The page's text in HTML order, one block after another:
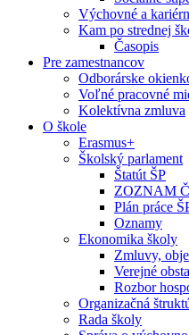
Výchovné a
Kam po strednej
Časopis
Pre zamestnancov
Odborárske
Voľné pracovné
Kolektívna zmluva
O škole
Erasmus+
Školský parlament
Štatút ŠP
ZOZNAM
Plán práce
Oznamy
Ekonomika školy
Zmluvy,
Verejné
Rozbor
Organizačná
Rada školy